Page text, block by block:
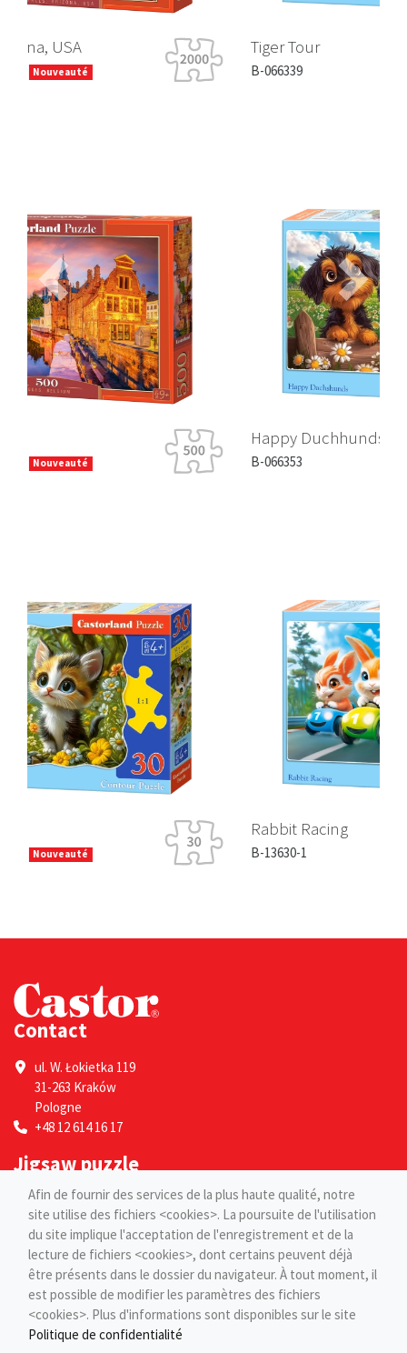
Tiger Tour
B-066339 Nouveauté
Happy Duchhunds
B-066353 Nouveauté
B-13630-1 Nouveauté
Previous Next
Contact
ul. W. Łokietka 119
31-263 Kraków
Pologne
+48 12 614 16 17
Jigsaw puzzle
Por adultes
Pour les enfants
Pages
Blog
Contact
Afin de fournir des services de la plus haute qualité, notre
site utilise des fichiers <cookies>. La poursuite de l'utilisation
du site implique l'acceptation de l'enregistrement et de la
lecture de fichiers <cookies>, dont certains peuvent déjà
être présents dans le dossier du navigateur. À tout moment, il
est possible de modifier les paramètres des fichiers
<cookies>. Plus d'informations sont disponibles sur le site
Politique de confidentialité